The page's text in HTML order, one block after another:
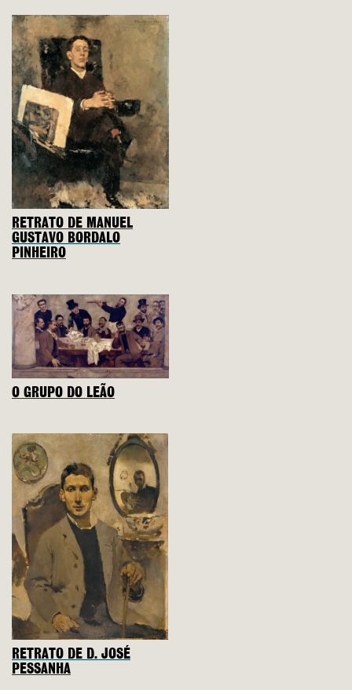
RETRATO DE MANUEL
GUSTAVO BORDALO
PINHEIRO
O GRUPO DO LEÃO
RETRATO DE D. JOSÉ
PESSANHA